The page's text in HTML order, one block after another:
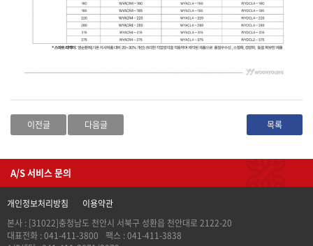
이전글 다음글 목록
A/S 서비스 문의
개인정보처리방침
이용약관
본사 : [31022]충청남도 천안시 서북구 성환읍 천안대로 2122-20
대표전화 : 041-411-3800
팩스 : 041-411-3838